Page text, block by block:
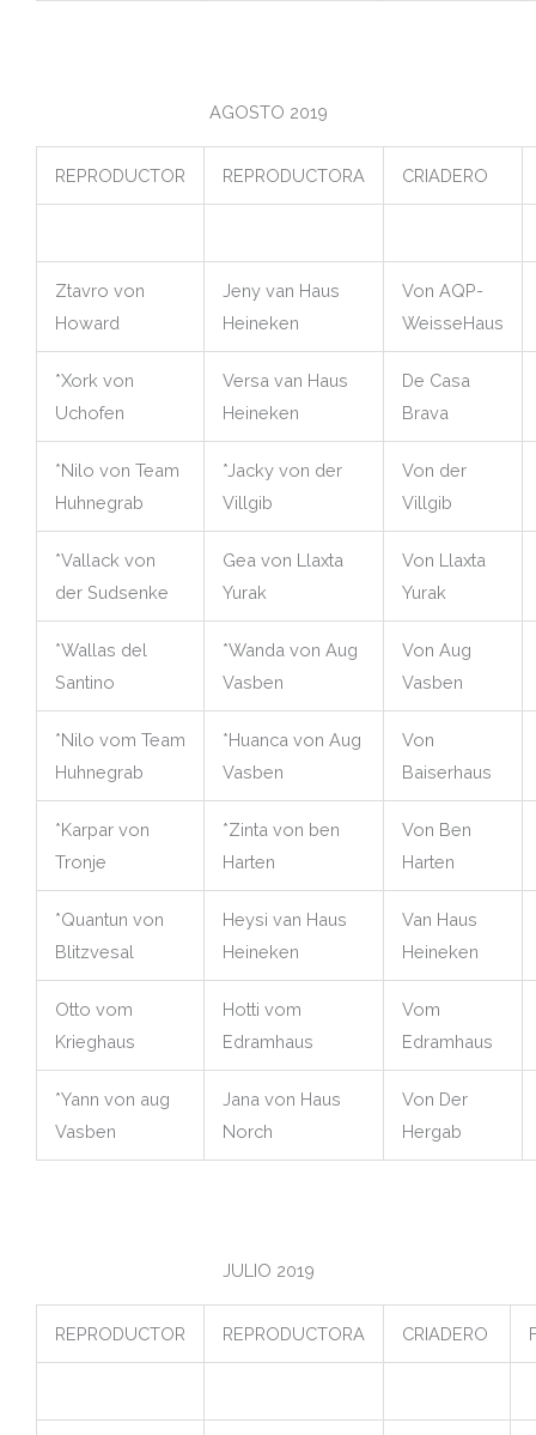
AGOSTO 2019
REPRODUCTOR REPRODUCTORA CRIADERO
Ztavro von
Howard
Jeny van Haus
Heineken
Von AQP-
WeisseHaus
*Xork von
Uchofen
Versa van Haus
Heineken
De Casa
Brava
*Nilo von Team
Huhnegrab
*Jacky von der
Villgib
Von der
Villgib
*Vallack von
der Sudsenke
Gea von Llaxta
Yurak
Von Llaxta
Yurak
*Wallas del
Santino
*Wanda von Aug
Vasben
Von Aug
Vasben
*Nilo vom Team
Huhnegrab
*Huanca von Aug
Vasben
Von
Baiserhaus
*Karpar von
Tronje
*Zinta von ben
Harten
Von Ben
Harten
*Quantun von
Blitzvesal
Heysi van Haus
Heineken
Van Haus
Heineken
Otto vom
Krieghaus
Hotti vom
Edramhaus
Vom
Edramhaus
*Yann von aug
Vasben
Jana von Haus
Norch
Von Der
Hergab
JULIO 2019
REPRODUCTOR REPRODUCTORA CRIADERO